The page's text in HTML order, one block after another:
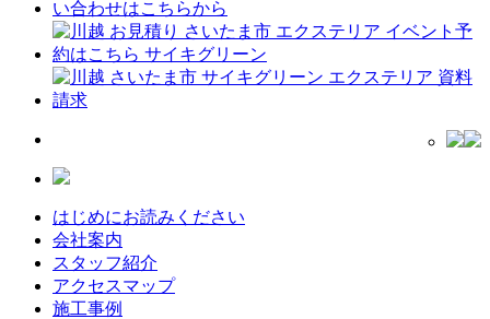
はじめにお読みください
会社案内
スタッフ紹介
アクセスマップ
施工事例